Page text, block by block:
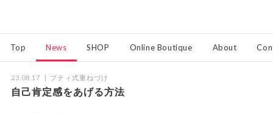
Top News SHOP Online Boutique About
23.08.17 プティ式重ねづけ
自己肯定感をあげる方法